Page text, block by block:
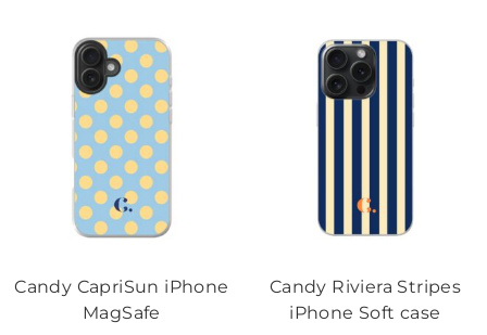
Candy CapriSun iPhone
MagSafe
Candy Riviera Stripes
iPhone Soft case